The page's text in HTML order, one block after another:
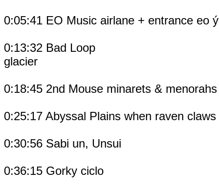
0:05:41 EO Music airlane + entrance eo
0:13:32 Bad Loop
glacier
0:18:45 2nd Mouse minarets &
0:25:17 Abyssal Plains when raven
0:30:56 Sabi un, Unsui
0:36:15 Gorky ciclo